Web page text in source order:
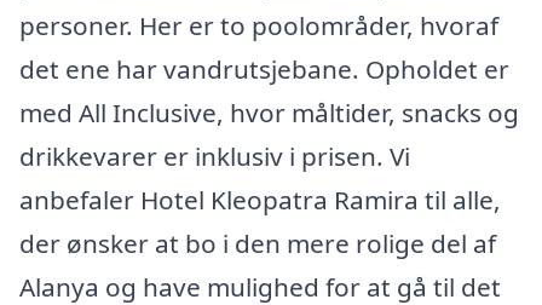
personer. Her er to poolområder, hvoraf
det ene har vandrutsjebane. Opholdet er
med All Inclusive, hvor måltider, snacks og
drikkevarer er inklusiv i prisen. Vi
anbefaler Hotel Kleopatra Ramira til alle,
der ønsker at bo i den mere rolige del af
Alanya og have mulighed for at gå til det